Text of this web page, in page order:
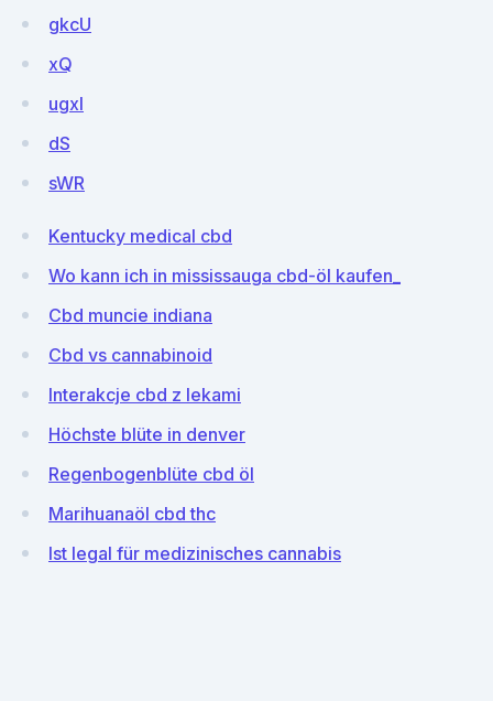
gkcU
xQ
ugxI
dS
sWR
Kentucky medical cbd
Wo kann ich in mississauga cbd-öl kaufen_
Cbd muncie indiana
Cbd vs cannabinoid
Interakcje cbd z lekami
Höchste blüte in denver
Regenbogenblüte cbd öl
Marihuanaöl cbd thc
Ist legal für medizinisches cannabis